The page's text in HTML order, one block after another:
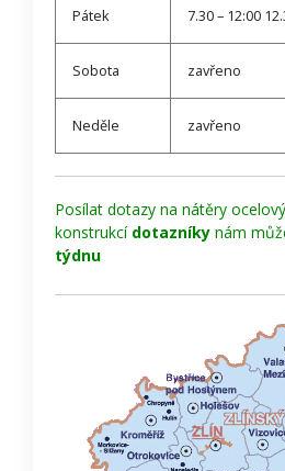
Pátek 7.30 – 12:00
Sobota zavřeno
Neděle zavřeno
Posílat dotazy na nátěry
konstrukcí dotazníky nám
týdnu